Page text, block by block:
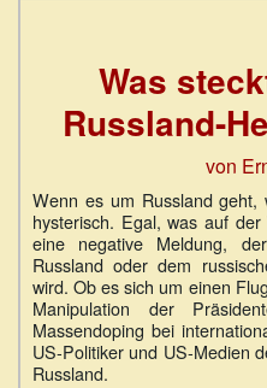
Was
Russland-
von
Wenn es um Russland geht,
hysterisch. Egal, was auf
eine negative Meldung,
Russland oder dem
wird. Ob es sich um einen
Manipulation der
Massendoping bei
US-Politiker und US-Medien
Russland.